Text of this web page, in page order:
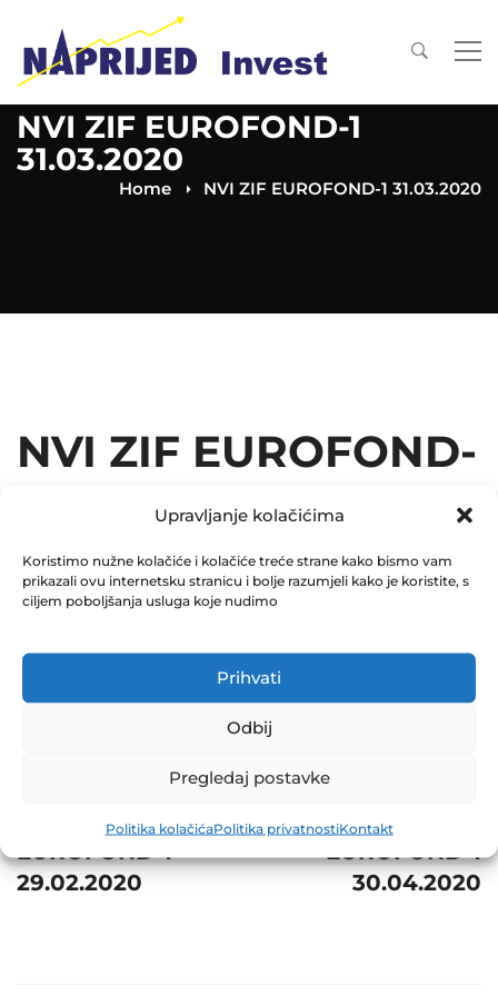
Upravljanje kolačićima
Koristimo nužne kolačiće i kolačiće treće strane kako bismo vam
prikazali ovu internetsku stranicu i bolje razumjeli kako je koristite, s
ciljem poboljšanja usluga koje nudimo
Prihvati
Odbij
Pregledaj postavke
Politika kolačićaPolitika privatnostiKontakt
NVI ZIF EUROFOND-1
31.03.2020
Home NVI ZIF EUROFOND-1 31.03.2020
NVI ZIF EUROFOND-
1 31.03.2020
0 Comments
EUROFOND-1
29.02.2020
EUROFOND-1
30.04.2020